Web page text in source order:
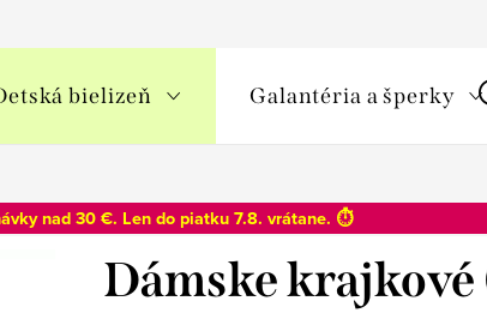
bielizeň Galantéria a šperky
nad 30 €. Len do piatku 7.8. vrátane. ⏱️
Dámske